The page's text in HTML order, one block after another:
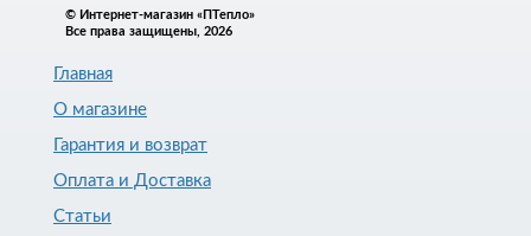
© Интернет-магазин «ПТепло»
Все права защищены, 2026
Главная
О магазине
Гарантия и возврат
Оплата и Доставка
Статьи